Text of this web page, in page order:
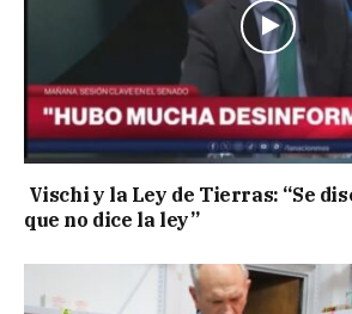
Vischi y la Ley de Tierras: “Se
que no dice la ley”